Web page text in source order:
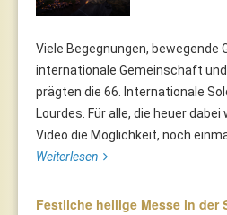
Viele Begegnungen, bewegende
internationale Gemeinschaft
prägten die 66. Internationale
Lourdes. Für alle, die heuer
Video die Möglichkeit, noch
Weiterlesen
Festliche heilige Messe in der